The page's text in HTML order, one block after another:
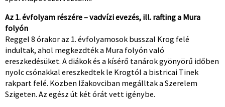
Az 1. évfolyam részére – vadvízi evezés, ill. rafting a Mura
folyón
Reggel 8 órakor az 1. évfolyamosok busszal Krog felé
indultak, ahol megkezdték a Mura folyón való
ereszkedésüket. A diákok és a kísérő tanárok gyönyörű időben
nyolc csónakkal ereszkedtek le Krogtól a bistricai Tinek
rakpart felé. Közben Ižakovciban megálltak a Szerelem
Szigeten. Az egész út két órát vett igénybe.